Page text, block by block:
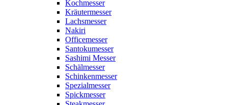
Kochmesser
Kräutermesser
Lachsmesser
Nakiri
Officemesser
Santokumesser
Sashimi Messer
Schälmesser
Schinkenmesser
Spezialmesser
Spickmesser